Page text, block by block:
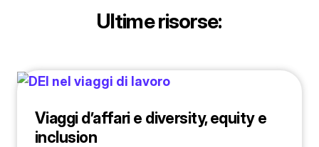
Ultime risorse:
Viaggi d’affari e diversity, equity e
inclusion